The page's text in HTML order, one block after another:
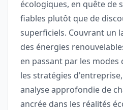
écologiques, en quête de
fiables plutôt que de
superficiels. Couvrant un
des énergies
en passant par les modes
les stratégies
analyse approfondie de
ancrée dans les réalités